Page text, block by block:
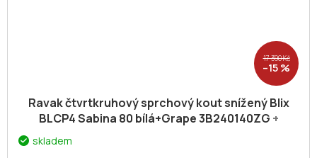
17 390 Kč
–15 %
Ravak čtvrtkruhový sprchový kout snížený Blix
BLCP4 Sabina 80 bílá+Grape 3B240140ZG +
voucher# Dodatečná sleva 5% kód: KOUPELNA
skladem